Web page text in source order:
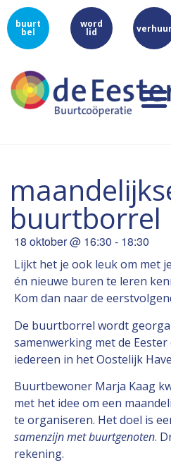
buurt
bel
word
lid
buurtborrel
18 oktober@ 16:30 - 18:30
Lijkt het je ook leuk om met
én nieuwe buren te leren
Kom dan naar de
De buurtborrel wordt
samenwerking met de
iedereen in het Oostelijk
Buurtbewoner Marja Kaag
met het idee om een
te organiseren. Het doel is
samenzijn met buurtgenoten.
rekening.